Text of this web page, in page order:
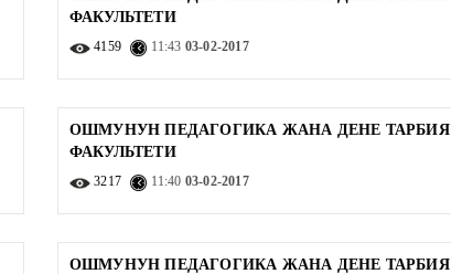
ФАКУЛЬТЕТИ
4159 11:43 03-02-2017
ОШМУНУН ПЕДАГОГИКА ЖАНА ДЕНЕ ТАРБИЯ
ФАКУЛЬТЕТИ
3217 11:40 03-02-2017
ОШМУНУН ПЕДАГОГИКА ЖАНА ДЕНЕ ТАРБИЯ